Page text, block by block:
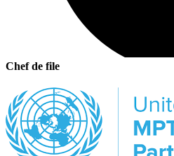
Chef de file